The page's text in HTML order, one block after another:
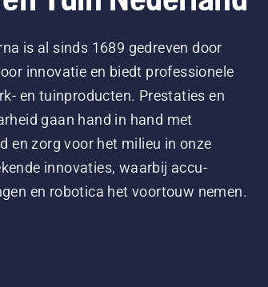
is al sinds 1689 gedreven door
innovatie en biedt professionele
en tuinproducten. Prestaties en
gaan hand in hand met
en zorg voor het milieu in onze
innovaties, waarbij accu-
en robotica het voortouw nemen.